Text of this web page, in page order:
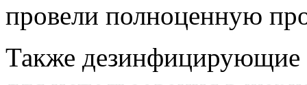
провели полноценную
Также дезинфицирующие